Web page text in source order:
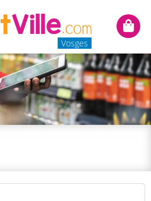
Vosges
Mon